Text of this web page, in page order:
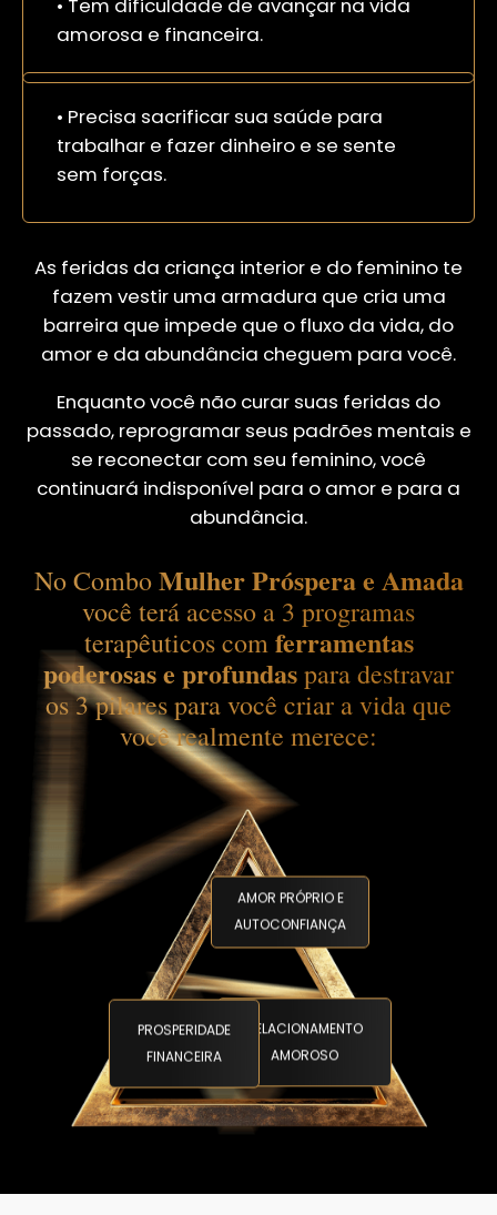
amorosa e financeira.
• Precisa sacrificar sua saúde para
trabalhar e fazer dinheiro e se sente
sem forças.
As feridas da criança interior e do feminino te
fazem vestir uma armadura que cria uma
barreira que impede que o fluxo da vida, do
amor e da abundância cheguem para você.
Enquanto você não curar suas feridas do
passado, reprogramar seus padrões mentais e
se reconectar com seu feminino, você
continuará indisponível para o amor e para a
abundância.
No ComboMulher Próspera e Amada
você terá acesso a 3 programas
terapêuticos comferramentas
poderosas e profundaspara destravar
os 3 pilares para você criar a vida que
você realmente merece:
AMOR PRÓPRIO E
AUTOCONFIANÇA
RELACIONAMENTO
AMOROSO